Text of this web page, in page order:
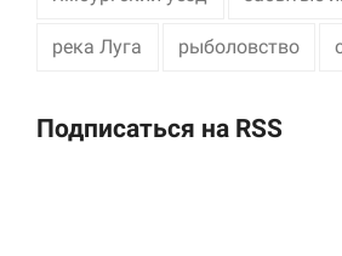
река Луга рыболовство
Подписаться на RSS